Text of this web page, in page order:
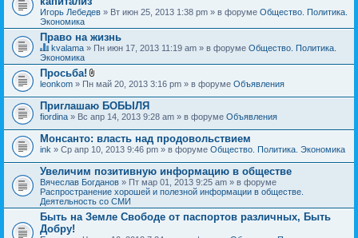
н
и
я
Игорь Лебедев » Вт июн 25, 2013 1:38 pm » в форуме Общество. Политика.
Экономика
Право на жизнь
Д
а
н
н
я
т
е
м
а
с
о
д
е
р
ж
и
т
о
kvalama » Пн июн 17, 2013 11:19 am » в форуме Общество. Политика.
Экономика
Просьба!
В
о
ж
е
н
и
я
leonkom » Пн май 20, 2013 3:16 pm » в форуме Объявления
Приглашаю БОБЫЛЯ
fiordina » Вс апр 14, 2013 9:28 am » в форуме Объявления
Монсанто: власть над продовольствием
ink » Ср апр 10, 2013 9:46 pm » в форуме Общество. Политика. Экономика
Увеличим позитивную информацию в обществе
Вячеслав Богданов » Пт мар 01, 2013 9:25 am » в форуме
Распространение хорошей и полезной информации в обществе.
Деятельность со СМИ
Быть на Земле Свободе от паспортов различных, Быть
Добру!